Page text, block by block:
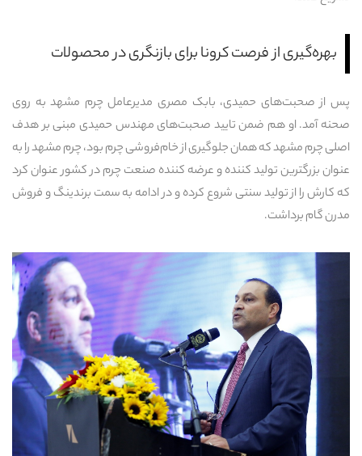
بهره‌گیری از فرصت کرونا برای بازنگری در محصولات
پس از صحبت‌های حمیدی، بابک مصری مدیرعامل چرم مشهد به روی
صحنه آمد. او هم ضمن تایید صحبت‌های مهندس حمیدی مبنی بر هدف
اصلی چرم مشهد که همان جلوگیری از خام‌فروشی چرم بود، چرم مشهد را به
عنوان بزرگترین تولید کننده و عرضه کننده صنعت چرم در کشور عنوان کرد
که کارش را از تولید سنتی شروع کرده و در ادامه به سمت برندینگ و فروش
مدرن گام برداشت.